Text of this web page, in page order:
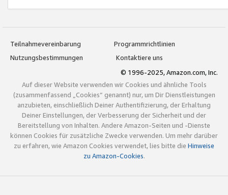
Teilnahmevereinbarung
Programmrichtlinien
Nutzungsbestimmungen
Kontaktiere uns
© 1996-2025, Amazon.com, Inc.
Auf dieser Website verwenden wir Cookies und ähnliche Tools
(zusammenfassend „Cookies“ genannt) nur, um Dir Dienstleistungen
anzubieten, einschließlich Deiner Authentifizierung, der Erhaltung
Deiner Einstellungen, der Verbesserung der Sicherheit und der
Bereitstellung von Inhalten. Andere Amazon-Seiten und -Dienste
können Cookies für zusätzliche Zwecke verwenden. Um mehr darüber
zu erfahren, wie Amazon Cookies verwendet, lies bitte die Hinweise
zu Amazon-Cookies.